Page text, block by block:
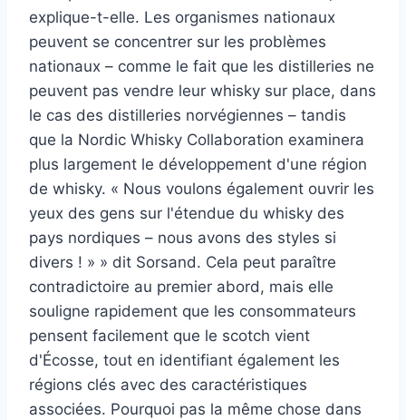
explique-t-elle. Les organismes nationaux
peuvent se concentrer sur les problèmes
nationaux – comme le fait que les distilleries ne
peuvent pas vendre leur whisky sur place, dans
le cas des distilleries norvégiennes – tandis
que la Nordic Whisky Collaboration examinera
plus largement le développement d'une région
de whisky. « Nous voulons également ouvrir les
yeux des gens sur l'étendue du whisky des
pays nordiques – nous avons des styles si
divers ! » » dit Sorsand. Cela peut paraître
contradictoire au premier abord, mais elle
souligne rapidement que les consommateurs
pensent facilement que le scotch vient
d'Écosse, tout en identifiant également les
régions clés avec des caractéristiques
associées. Pourquoi pas la même chose dans